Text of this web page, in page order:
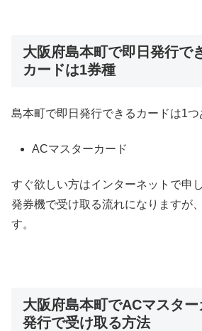
大阪府島本町で即日発行で
カードは1券種
島本町で即日発行できるカードは1つ
ACマスターカード
すぐ欲しい方はインターネットで申
発券機で受け取る流れになりますが
す。
大阪府島本町でACマスター
発行で受け取る方法